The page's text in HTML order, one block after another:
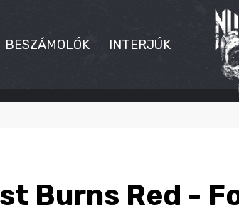
BESZÁMOLÓK INTERJÚK
Burns Red -